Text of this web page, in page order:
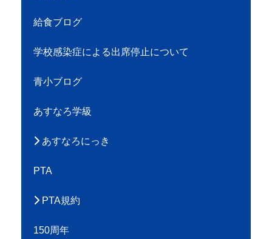
給食ブログ
学校感染症による出席停止について
青小ブログ
あすなろ学級
あすなろにっき
PTA
PTA規約
150周年